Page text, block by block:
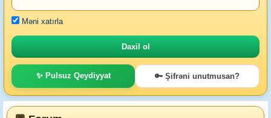
Məni xatırla
✨ Pulsuz Qeydiyyat 🔑 Şifrəni unutmusan?